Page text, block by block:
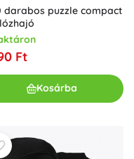
darabos puzzle compact
Ft
Kosárba